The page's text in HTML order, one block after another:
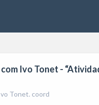
Ivo Tonet -
Tonet. coord